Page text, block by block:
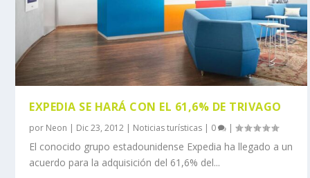
EXPEDIA SE HARÁ CON EL 61,6% DE TRIVAGO
por Neon | Dic 23, 2012 | Noticias turísticas | 0 |
El conocido grupo estadounidense Expedia ha llegado a un
acuerdo para la adquisición del 61,6% del...